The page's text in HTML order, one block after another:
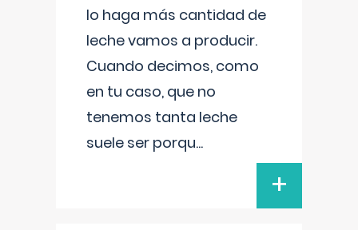
lo haga más cantidad de
leche vamos a producir.
Cuando decimos, como
en tu caso, que no
tenemos tanta leche
suele ser porqu...
+